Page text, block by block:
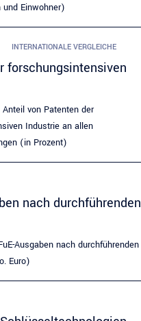
und Einwohner)
INTERNATIONALE VERGLEICHE
forschungsintensiven
Anteil von Patenten der
Industrie an allen
(in Prozent)
nach durchführenden
Ausgaben nach durchführenden
Euro)